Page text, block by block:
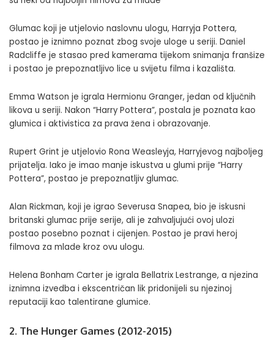
Glumac koji je utjelovio naslovnu ulogu, Harryja Pottera,
postao je iznimno poznat zbog svoje uloge u seriji. Daniel
Radcliffe je stasao pred kamerama tijekom snimanja franšize
i postao je prepoznatljivo lice u svijetu filma i kazališta.
Emma Watson je igrala Hermionu Granger, jedan od ključnih
likova u seriji. Nakon “Harry Pottera”, postala je poznata kao
glumica i aktivistica za prava žena i obrazovanje.
Rupert Grint je utjelovio Rona Weasleyja, Harryjevog najboljeg
prijatelja. Iako je imao manje iskustva u glumi prije “Harry
Pottera”, postao je prepoznatljiv glumac.
Alan Rickman, koji je igrao Severusa Snapea, bio je iskusni
britanski glumac prije serije, ali je zahvaljujući ovoj ulozi
postao posebno poznat i cijenjen. Postao je pravi heroj
filmova za mlade kroz ovu ulogu.
Helena Bonham Carter je igrala Bellatrix Lestrange, a njezina
iznimna izvedba i ekscentričan lik pridonijeli su njezinoj
reputaciji kao talentirane glumice.
2. The Hunger Games (2012-2015)